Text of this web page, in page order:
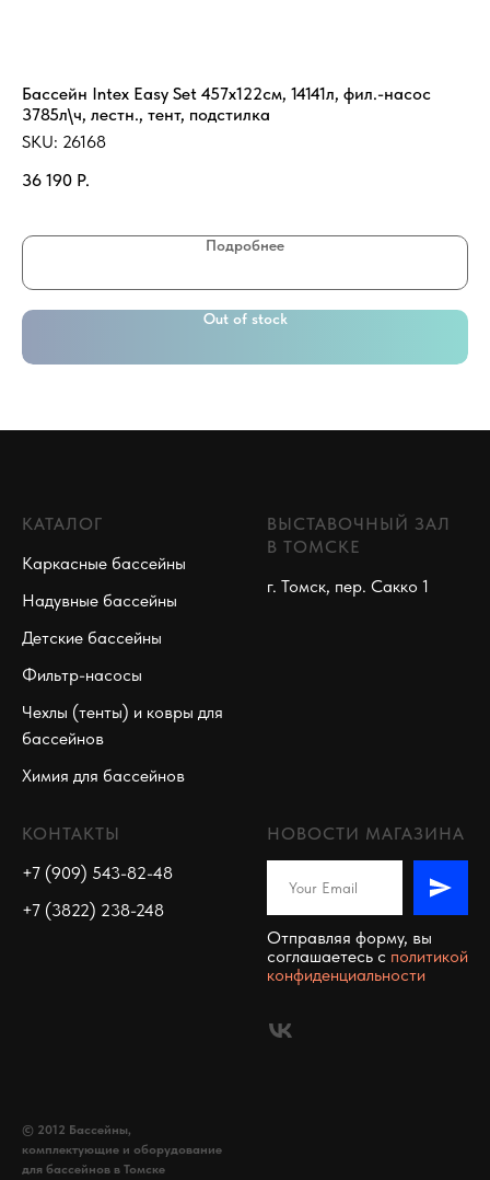
Бассейн Intex Easy Set 457х122см, 14141л, фил.-насос
3785л\ч, лестн., тент, подстилка
SKU: 26168
36 190 Р.
Подробнее
Out of stock
КАТАЛОГ
Каркасные бассейны
Надувные бассейны
Детские бассейны
Фильтр-насосы
Чехлы (тенты) и ковры для
бассейнов
Химия для бассейнов
ВЫСТАВОЧНЫЙ ЗАЛ
В ТОМСКЕ
г. Томск, пер. Сакко 1
КОНТАКТЫ
+7 (909) 543-82-48
+7 (3822) 238-248
НОВОСТИ МАГАЗИНА
Отправляя форму, вы
соглашаетесь c политикой
конфиденциальности
© 2012 Бассейны,
комплектующие и оборудование
для бассейнов в Томске